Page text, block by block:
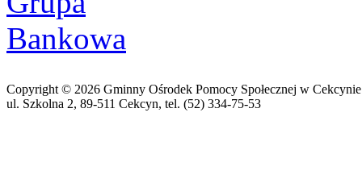
Copyright © 2026 Gminny Ośrodek Pomocy Społecznej w Cekcynie
ul. Szkolna 2, 89-511 Cekcyn, tel. (52) 334-75-53